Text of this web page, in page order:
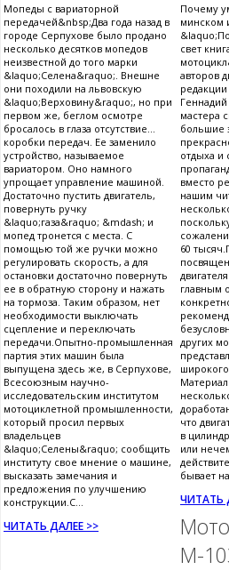
Мопеды с вариаторной
передачей&nbsp;Два года назад в
городе Серпухове было продано
несколько десятков мопедов
неизвестной до того марки
&laquo;Селена&raquo;. Внешне
они походили на львовскую
&laquo;Верховину&raquo;, но при
первом же, беглом осмотре
бросалось в глаза отсутствие...
коробки передач. Ее заменило
устройство, называемое
вариатором. Оно намного
упрощает управление машиной.
Достаточно пустить двигатель,
повернуть ручку
&laquo;газа&raquo; &mdash; и
мопед тронется с места. С
помощью той же ручки можно
регулировать скорость, а для
остановки достаточно повернуть
ее в обратную сторону и нажать
на тормоза. Таким образом, нет
необходимости выключать
сцепление и переключать
передачи.Опытно-промышленная
партия этих машин была
выпущена здесь же, в Серпухове,
Всесоюзным научно-
исследовательским институтом
мотоциклетной промышленности,
который просил первых
владельцев
&laquo;Селены&raquo; сообщить
институту свое мнение о машине,
высказать замечания и
предложения по улучшению
конструкции.С...
ЧИТАТЬ ДАЛЕЕ >>
Почему
минском
свет
авторов
мастера
большие
отдыха и
вместо
нашим
60
главным
других
широкого
Материал
что
в
или
бывает
ЧИТАТЬ
М-